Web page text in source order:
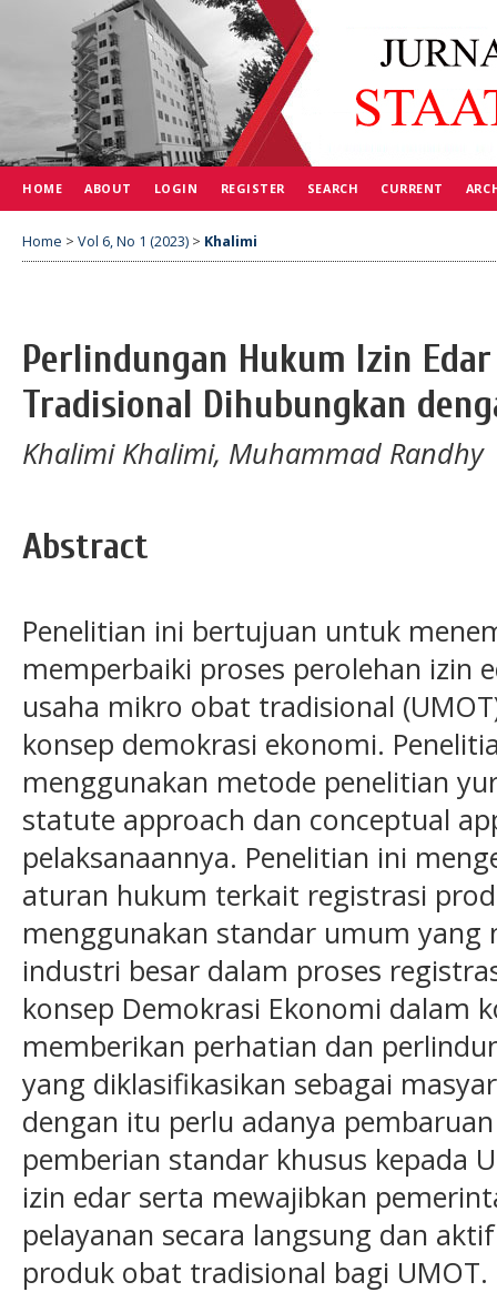
HOME ABOUT LOGIN REGISTER SEARCH CURRENT
Home > Vol 6, No 1 (2023) > Khalimi
Perlindungan Hukum Izin
Tradisional Dihubungkan
Khalimi Khalimi, Muhammad Randhy
Abstract
Penelitian ini bertujuan untuk
memperbaiki proses perolehan izin
usaha mikro obat tradisional
konsep demokrasi ekonomi.
menggunakan metode penelitian
statute approach dan conceptual
pelaksanaannya. Penelitian ini
aturan hukum terkait registrasi
menggunakan standar umum yang
industri besar dalam proses
konsep Demokrasi Ekonomi dalam
memberikan perhatian dan
yang diklasifikasikan sebagai
dengan itu perlu adanya
pemberian standar khusus kepada
izin edar serta mewajibkan
pelayanan secara langsung dan
produk obat tradisional bagi UMOT.